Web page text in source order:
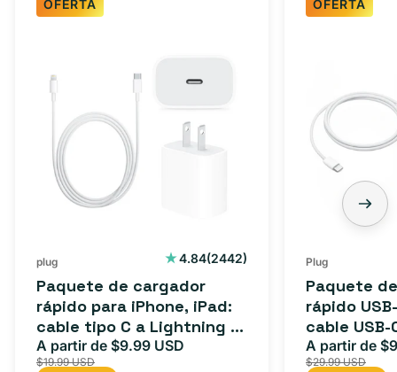
OFERTA
para
iPhone,
iPad:
a
Lightning
(1
m)
plug 4.84(2442)
2442
Paquete de cargador
rápido para iPhone, iPad:
cable tipo C a Lightning (1
m) + adaptador tipo C
Precio
de
A partir de $9.99 USD
$19.99 USD
OFERTA
rápido
USB-
USB-
C
a
USB-
Plug
Paquete
rápido
cable USB-
adaptador
para
Precio
de
A partir de
$29.99 USD